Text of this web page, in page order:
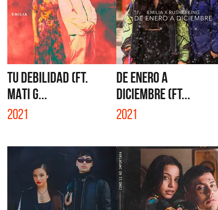
TU DEBILIDAD (FT.
MATI G...
2021
DE ENERO A
DICIEMBRE (FT...
2021